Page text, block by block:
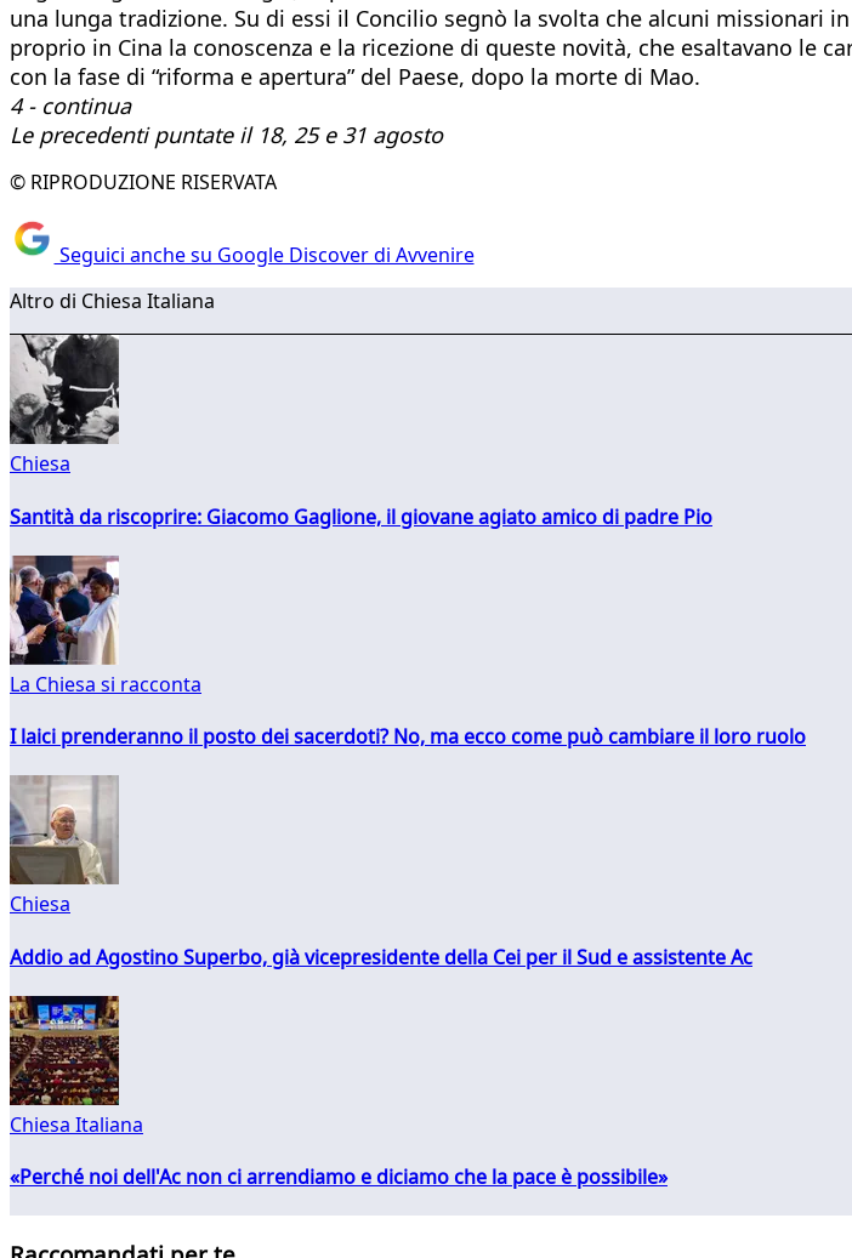
una lunga tradizione. Su di essi il Concilio segnò la svolta che alcuni missionari
proprio in Cina la conoscenza e la ricezione di queste novità, che esaltavano
con la fase di “riforma e apertura” del Paese, dopo la morte di Mao.
4 - continua
Le precedenti puntate il 18, 25 e 31 agosto
© RIPRODUZIONE RISERVATA
Seguici anche su Google Discover di Avvenire
Altro di Chiesa Italiana
Chiesa
Santità da riscoprire: Giacomo Gaglione, il giovane agiato amico di padre Pio
La Chiesa si racconta
I laici prenderanno il posto dei sacerdoti? No, ma ecco come può cambiare il loro ruolo
Chiesa
Addio ad Agostino Superbo, già vicepresidente della Cei per il Sud e assistente Ac
Chiesa Italiana
«Perché noi dell'Ac non ci arrendiamo e diciamo che la pace è possibile»